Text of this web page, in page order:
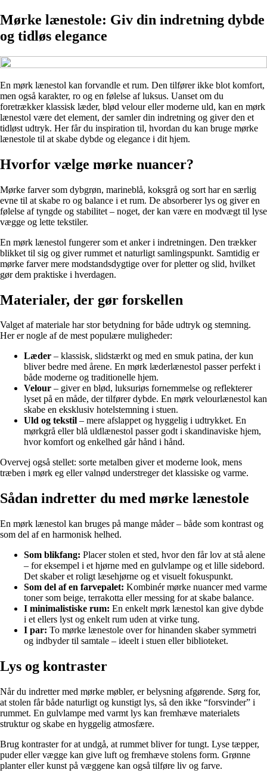
Mørke lænestole: Giv din indretning dybde
og tidløs elegance
En mørk lænestol kan forvandle et rum. Den tilfører ikke blot komfort,
men også karakter, ro og en følelse af luksus. Uanset om du
foretrækker klassisk læder, blød velour eller moderne uld, kan en mørk
lænestol være det element, der samler din indretning og giver den et
tidløst udtryk. Her får du inspiration til, hvordan du kan bruge mørke
lænestole til at skabe dybde og elegance i dit hjem.
Hvorfor vælge mørke nuancer?
Mørke farver som dybgrøn, marineblå, koksgrå og sort har en særlig
evne til at skabe ro og balance i et rum. De absorberer lys og giver en
følelse af tyngde og stabilitet – noget, der kan være en modvægt til lyse
vægge og lette tekstiler.
En mørk lænestol fungerer som et anker i indretningen. Den trækker
blikket til sig og giver rummet et naturligt samlingspunkt. Samtidig er
mørke farver mere modstandsdygtige over for pletter og slid, hvilket
gør dem praktiske i hverdagen.
Materialer, der gør forskellen
Valget af materiale har stor betydning for både udtryk og stemning.
Her er nogle af de mest populære muligheder:
Læder – klassisk, slidstærkt og med en smuk patina, der kun
bliver bedre med årene. En mørk læderlænestol passer perfekt i
både moderne og traditionelle hjem.
Velour – giver en blød, luksuriøs fornemmelse og reflekterer
lyset på en måde, der tilfører dybde. En mørk velourlænestol kan
skabe en eksklusiv hotelstemning i stuen.
Uld og tekstil – mere afslappet og hyggelig i udtrykket. En
mørkgrå eller blå uldlænestol passer godt i skandinaviske hjem,
hvor komfort og enkelhed går hånd i hånd.
Overvej også stellet: sorte metalben giver et moderne look, mens
træben i mørk eg eller valnød understreger det klassiske og varme.
Sådan indretter du med mørke lænestole
En mørk lænestol kan bruges på mange måder – både som kontrast og
som del af en harmonisk helhed.
Som blikfang: Placer stolen et sted, hvor den får lov at stå alene
– for eksempel i et hjørne med en gulvlampe og et lille sidebord.
Det skaber et roligt læsehjørne og et visuelt fokuspunkt.
Som del af en farvepalet: Kombinér mørke nuancer med varme
toner som beige, terrakotta eller messing for at skabe balance.
I minimalistiske rum: En enkelt mørk lænestol kan give dybde
i et ellers lyst og enkelt rum uden at virke tung.
I par: To mørke lænestole over for hinanden skaber symmetri
og indbyder til samtale – ideelt i stuen eller biblioteket.
Lys og kontraster
Når du indretter med mørke møbler, er belysning afgørende. Sørg for,
at stolen får både naturligt og kunstigt lys, så den ikke “forsvinder” i
rummet. En gulvlampe med varmt lys kan fremhæve materialets
struktur og skabe en hyggelig atmosfære.
Brug kontraster for at undgå, at rummet bliver for tungt. Lyse tæpper,
puder eller vægge kan give luft og fremhæve stolens form. Grønne
planter eller kunst på væggene kan også tilføre liv og farve.